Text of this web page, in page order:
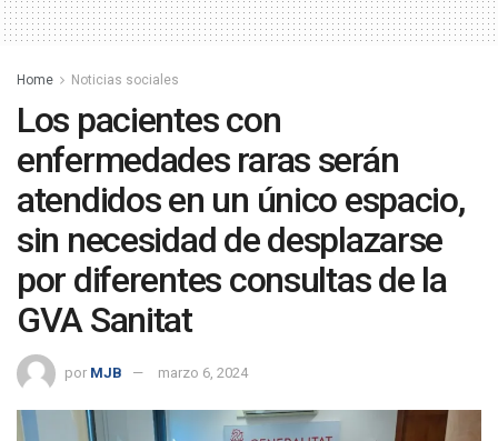
Home Noticias sociales
Los pacientes con
enfermedades raras serán
atendidos en un único espacio,
sin necesidad de desplazarse
por diferentes consultas de la
GVA Sanitat
por MJB marzo 6, 2024